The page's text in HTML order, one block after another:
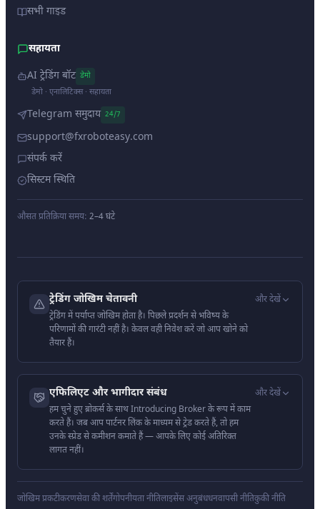
सभी गाइड
सहायता
AI ट्रेडिंग बॉट डेमो
डेमो · एनालिटिक्स · सहायता
Telegram समुदाय 24/7
support@fxroboteasy.com
संपर्क करें
सिस्टम स्थिति
औसत प्रतिक्रिया समय: 2–4 घंटे
ट्रेडिंग जोखिम चेतावनी
ट्रेडिंग में पर्याप्त जोखिम होता है। पिछले प्रदर्शन से भविष्य के
परिणामों की गारंटी नहीं है। केवल वही निवेश करें जो आप खोने को
तैयार हैं।
और देखें
एफिलिएट और भागीदार संबंध
हम चुने हुए ब्रोकर्स के साथ Introducing Broker के रूप में काम
करते हैं। जब आप पार्टनर लिंक के माध्यम से ट्रेड करते हैं, तो हम
उनके स्प्रेड से कमीशन कमाते हैं — आपके लिए कोई अतिरिक्त
लागत नहीं।
और देखें
जोखिम प्रकटीकरणसेवा की शर्तेंगोपनीयता नीतिलाइसेंस अनुबंधधनवापसी नीतिकुकी नीति